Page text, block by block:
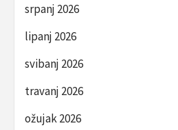
srpanj 2026
lipanj 2026
svibanj 2026
travanj 2026
ožujak 2026